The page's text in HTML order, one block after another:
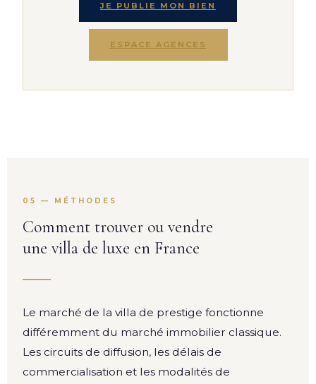
JE PUBLIE MON BIEN
ESPACE AGENCES
05 — MÉTHODES
Comment trouver ou vendre
une villa de luxe en France
Le marché de la villa de prestige fonctionne
différemment du marché immobilier classique.
Les circuits de diffusion, les délais de
commercialisation et les modalités de